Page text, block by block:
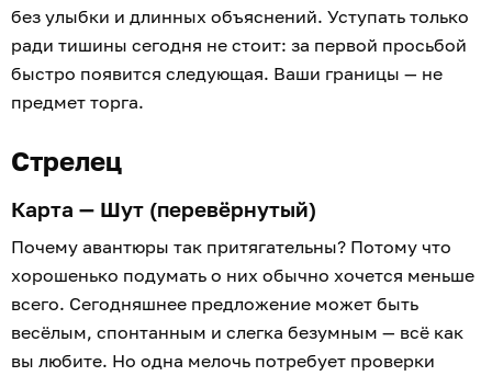
без улыбки и длинных объяснений. Уступать только
ради тишины сегодня не стоит: за первой просьбой
быстро появится следующая. Ваши границы — не
предмет торга.
Стрелец
Карта — Шут (перевёрнутый)
Почему авантюры так притягательны? Потому что
хорошенько подумать о них обычно хочется меньше
всего. Сегодняшнее предложение может быть
весёлым, спонтанным и слегка безумным — всё как
вы любите. Но одна мелочь потребует проверки